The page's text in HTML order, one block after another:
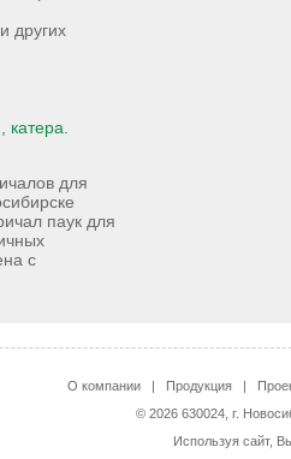
других
для
паук для
с
О компании | Продукция |
© 2026 630024, г.
Используя сайт,